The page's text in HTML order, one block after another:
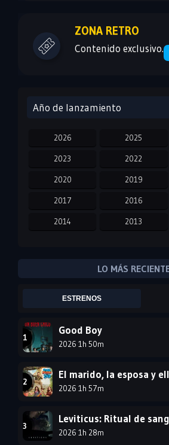
ZONA RETRO
Contenido exclusivo.
Año de lanzamiento
2026 2025
2023 2022
2020 2019
2017 2016
2014 2013
2007
1999
1996
1990
1984
LO MÁS
ESTRENOS
Good Boy
2026 1h 50m
El marido, la esposa y
2026 1h 57m
Leviticus: Ritual de
2026 1h 28m